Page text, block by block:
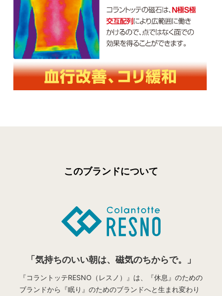
このブランドについて
「気持ちのいい朝は、磁気のちからで。」
『コラントッテRESNO（レスノ）』は、『休息』のための
ブランドから 『眠り』のためのブランドへと生まれ変わり